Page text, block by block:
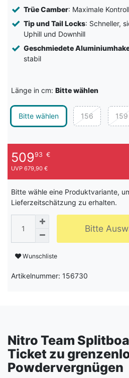
Trüe Camber: Maximale
Tip und Tail Locks: Schneller,
Uphill und Downhill
Geschmiedete
stabil
Länge in cm: Bitte wählen
Bitte wählen 156 159
50993 €
UVP 679,90 €
Bitte wähle eine Produktvariante,
Lieferzeitschätzung zu erhalten.
Bitte
Wunschliste
Artikelnummer: 156730
Nitro Team
Ticket zu
Powdervergnügen